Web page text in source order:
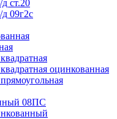
ст.20
09г2с
оцинкованная
08ПС